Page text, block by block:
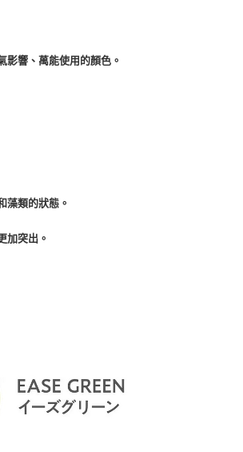
影響、萬能使用的顏色。
藻類的狀態。
加突出。